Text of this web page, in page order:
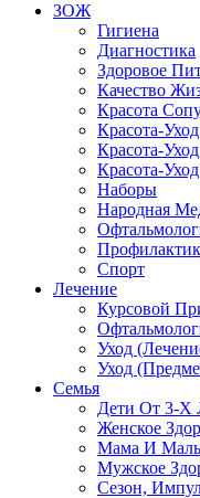
ЗОЖ
Гигиена
Диагностика
Здоровое
Качество
Красота
Красота-
Красота-
Красота-
Наборы
Народная
Спорт
Лечение
Курсовой
Уход
Уход
Семья
Дети От 3-Х
Женское
Мама И
Мужское
Сезон,